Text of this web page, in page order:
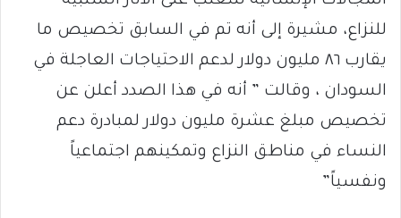
للنزاع، مشيرة إلى أنه تم في السابق تخصيص ما
يقارب ٨٦ مليون دولار لدعم الاحتياجات العاجلة في
السودان ، وقالت ” أنه في هذا الصدد أعلن عن
تخصيص مبلغ عشرة مليون دولار لمبادرة دعم
النساء في مناطق النزاع وتمكينهم اجتماعياً
ونفسياً”